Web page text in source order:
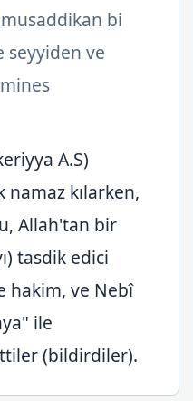
bi
ve
A.S)
kılarken,
Allah'tan bir
tasdik edici
hakim, ve Nebî
ile
(bildirdiler).